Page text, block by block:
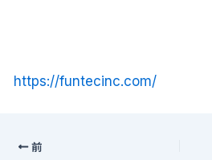
https://funtecinc.com/
前